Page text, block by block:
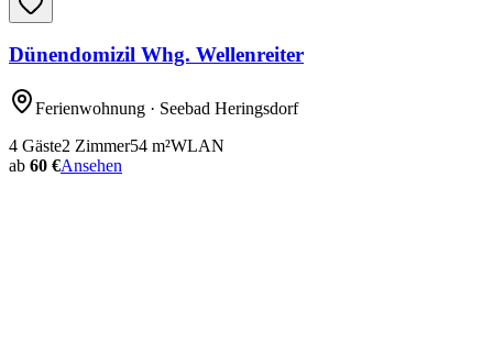
Dünendomizil Whg. Wellenreiter
Ferienwohnung · Seebad Heringsdorf
4 Gäste2 Zimmer54 m²WLAN
ab 60 €Ansehen